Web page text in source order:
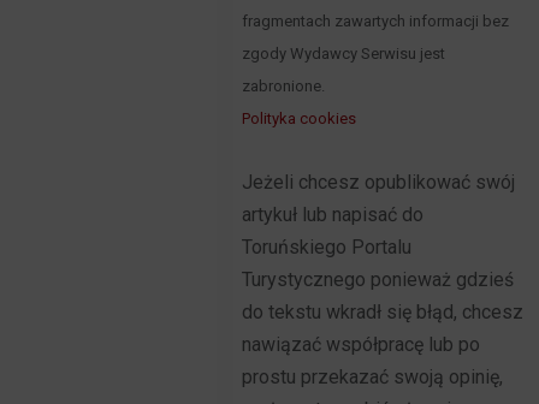
fragmentach zawartych informacji bez
zgody Wydawcy Serwisu jest
zabronione.
Polityka cookies
Jeżeli chcesz opublikować swój
artykuł lub napisać do
Toruńskiego Portalu
Turystycznego ponieważ gdzieś
do tekstu wkradł się błąd, chcesz
nawiązać współpracę lub po
prostu przekazać swoją opinię,